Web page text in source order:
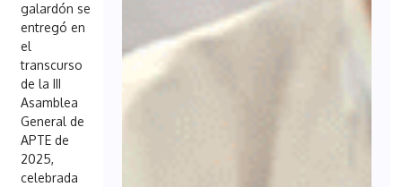
galardón se
entregó en
el
transcurso
de la III
Asamblea
General de
APTE de
2025,
celebrada